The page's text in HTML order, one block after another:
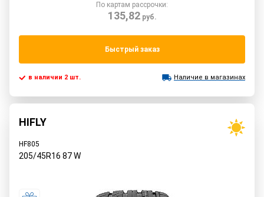
По картам рассрочки:
135,82руб.
Быстрый заказ
в наличии 2 шт. Наличие в магазинах
HIFLY
HF805
205/45R16 87W